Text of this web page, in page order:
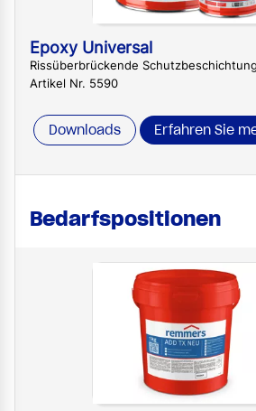
Epoxy Universal
Rissüberbrückende Schutzbeschichtung
Artikel Nr. 5590
Downloads Erfahren Sie
Bedarfspositionen